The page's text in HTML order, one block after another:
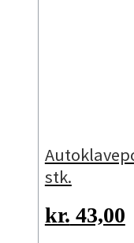
stk.
kr. 43,00